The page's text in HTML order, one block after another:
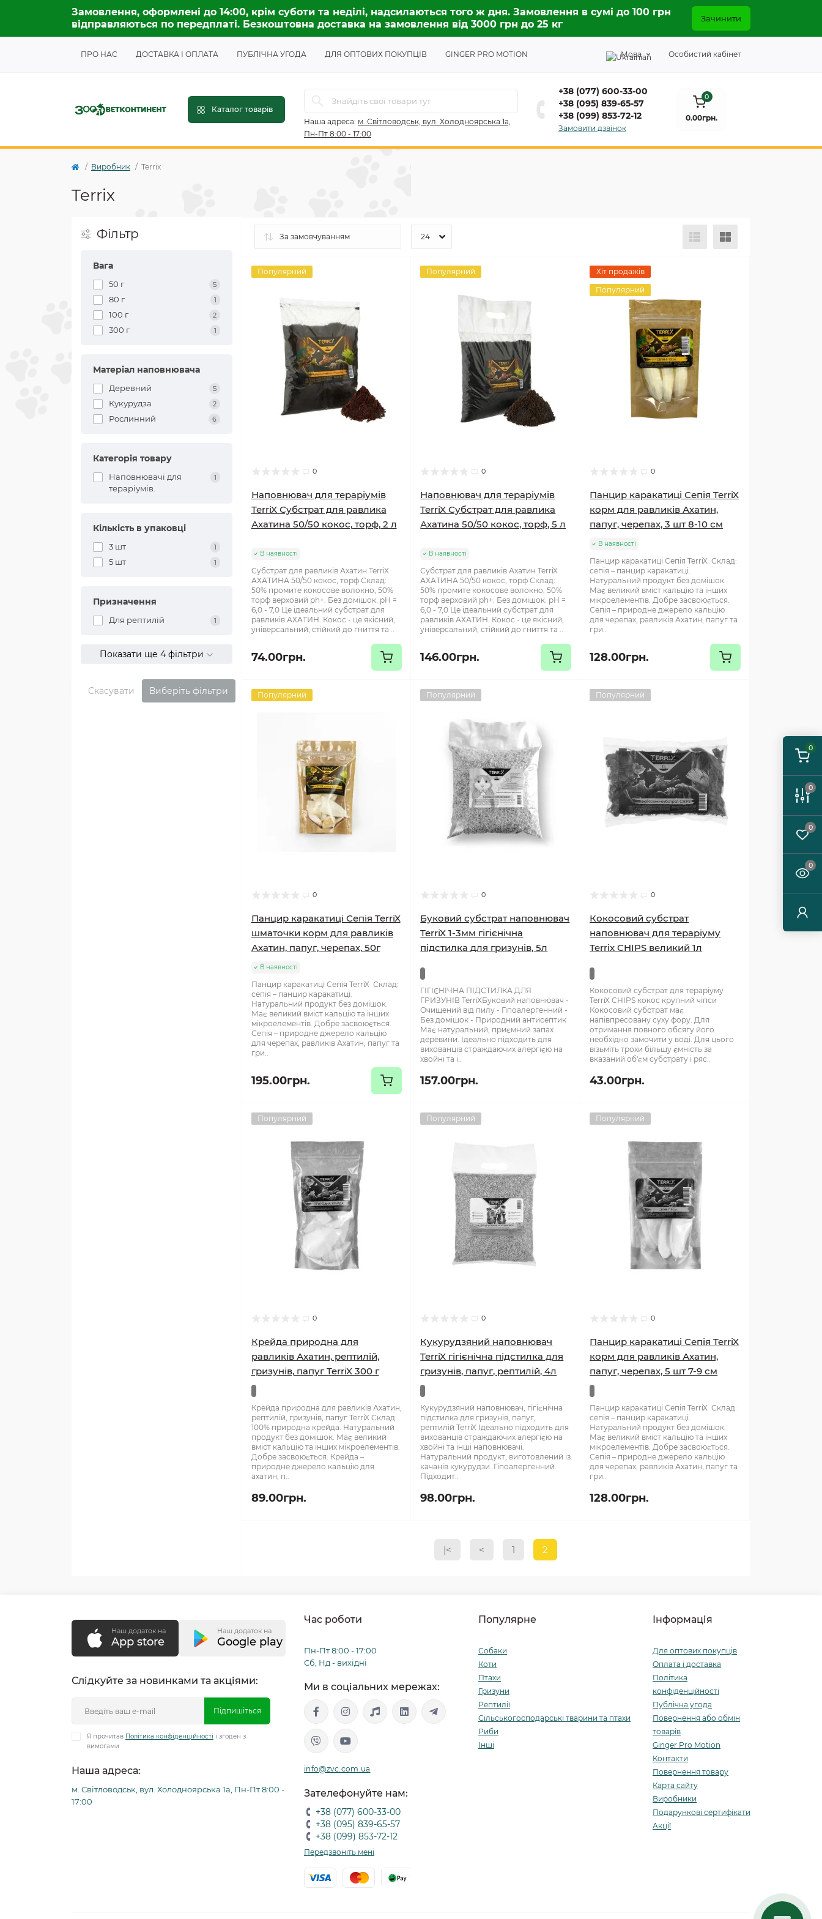
0
0
0
0
Замовлення, оформлені до 14:00, крім суботи та неділі, надсилаються того ж дня. Замовлення в сумі до 100 грн
відправляються по передплаті. Безкоштовна доставка на замовлення від 3000 грн до 25 кг
Зачинити
ПРО НАС ДОСТАВКА І ОПЛАТА ПУБЛІЧНА УГОДА ДЛЯ ОПТОВИХ ПОКУПЦІВ GINGER PRO MOTION Мова Особистий кабінет
Каталог товарів
Наша адреса: м. Світловодськ, вул. Холодноярська 1а,
Пн-Пт 8:00 - 17:00
+38 (077) 600-33-00
+38 (095) 839-65-57
+38 (099) 853-72-12
Замовити дзвінок
0
0.00грн.
Виробник Terrix
Terrix
Фільтр
Вага
50 г 5
80 г 1
100 г 2
300 г 1
Матеріал наповнювача
Деревний 5
Кукурудза 2
Рослинний 6
Категорія товару
Наповнювачі для
тераріумів.
1
Кількість в упаковці
3 шт 1
5 шт 1
Призначення
Для рептилій 1
Показати ще 4 фільтри
Скасувати Виберіть фільтри
Популярний
0
Наповнювач для тераріумів
TerriX Субстрат для равлика
Ахатина 50/50 кокос, торф, 2 л
В наявності
Субстрат для равликів Ахатин TerriX
АХАТИНА 50/50 кокос, торф Склад:
50% промите кокосове волокно, 50%
торф верховий ph+. Без домішок. pH =
6,0 - 7,0 Це ідеальний субстрат для
равликів АХАТИН. Кокос - це якісний,
універсальний, стійкий до гниття та ..
74.00грн.
Популярний
0
Наповнювач для тераріумів
TerriX Субстрат для равлика
Ахатина 50/50 кокос, торф, 5 л
В наявності
Субстрат для равликів Ахатин TerriX
АХАТИНА 50/50 кокос, торф Склад:
50% промите кокосове волокно, 50%
торф верховий ph+. Без домішок. pH =
6,0 - 7,0 Це ідеальний субстрат для
равликів АХАТИН. Кокос - це якісний,
універсальний, стійкий до гниття та ..
146.00грн.
Хіт продажів
Популярний
0
Панцир каракатиці Сепія TerriX
корм для равликів Ахатин,
папуг, черепах, 3 шт 8-10 см
В наявності
Панцир каракатиці Сепія TerriX Склад:
сепія – панцир каракатиці.
Натуральний продукт без домішок.
Має великий вміст кальцію та інших
мікроелементів. Добре засвоюється.
Сепія – природне джерело кальцію
для черепах, равликів Ахатин, папуг та
гри..
128.00грн.
Популярний
0
Панцир каракатиці Сепія TerriX
шматочки корм для равликів
Ахатин, папуг, черепах, 50г
В наявності
Панцир каракатиці Сепія TerriX Склад:
сепія – панцир каракатиці.
Натуральний продукт без домішок.
Має великий вміст кальцію та інших
мікроелементів. Добре засвоюється.
Сепія – природне джерело кальцію
для черепах, равликів Ахатин, папуг та
гри..
195.00грн.
Популярний
0
Буковий субстрат наповнювач
TerriX 1-3мм гігієнічна
підстилка для гризунів, 5л
ГІГІЄНІЧНА ПІДСТИЛКА ДЛЯ
ГРИЗУНІВ TerriXБуковий наповнювач -
Очищений від пилу - Гіпоалергенний -
Без домішок - Природний антисептик
Має натуральний, приємний запах
деревини. Ідеально підходить для
вихованців страждаючих алергією на
хвойні та і..
157.00грн.
Популярний
0
Кокосовий субстрат
наповнювач для тераріуму
Terrix CHIPS великий 1л
Кокосовий субстрат для тераріуму
TerriX CHIPS кокос крупний чіпси
Кокосовий субстрат має
напівпресовану суху фору. Для
отримання повного обсягу його
необхідно замочити у воді. Для цього
візьміть трохи більшу ємність за
вказаний об'єм субстрату і ряс..
43.00грн.
Популярний
0
Крейда природна для
равликів Ахатин, рептилій,
гризунів, папуг TerriX 300 г
Крейда природна для равликів Ахатин,
рептилій, гризунів, папуг TerriX Склад:
100% природна крейда. Натуральний
продукт без домішок. Має великий
вміст кальцію та інших мікроелементів.
Добре засвоюється. Крейда –
природне джерело кальцію для
ахатин, п..
89.00грн.
Популярний
0
Кукурудзяний наповнювач
TerriX гігієнічна підстилка для
гризунів, папуг, рептилій, 4л
Кукурудзяний наповнювач, гігієнічна
підстилка для гризунів, папуг,
рептилій TerriX Ідеально підходить для
вихованців страждаючих алергією на
хвойні та інші наповнювачі.
Натуральний продукт, виготовлений із
качанів кукурудзи. Гіпоалергенний.
Підходит..
98.00грн.
Популярний
0
Панцир каракатиці Сепія TerriX
корм для равликів Ахатин,
папуг, черепах, 5 шт 7-9 см
Панцир каракатиці Сепія TerriX Склад:
сепія – панцир каракатиці.
Натуральний продукт без домішок.
Має великий вміст кальцію та інших
мікроелементів. Добре засвоюється.
Сепія – природне джерело кальцію
для черепах, равликів Ахатин, папуг та
гри..
128.00грн.
|< < 1 2
Наш додаток на
App store
Наш додаток на
Google play
Слідкуйте за новинками та акціями:
Підпишіться
Я прочитав Політика конфіденційності і згоден з
вимогами
Наша адреса:
м. Світловодськ, вул. Холодноярська 1а, Пн-Пт 8:00 -
17:00
Час роботи
Пн-Пт 8:00 - 17:00
Сб, Нд - вихідні
Ми в соціальних мережах:
info@zvc.com.ua
Зателефонуйте нам:
+38 (077) 600-33-00
+38 (095) 839-65-57
+38 (099) 853-72-12
Передзвоніть мені
Популярне
Собаки
Коти
Птахи
Гризуни
Рептилії
Сільськогосподарські тварини та птахи
Риби
Інші
Інформація
Для оптових покупців
Оплата і доставка
Політика
конфіденційності
Публічна угода
Повернення або обмін
товарів
Ginger Pro Motion
Контакти
Повернення товару
Карта сайту
Виробники
Подарункові сертифікати
Акції